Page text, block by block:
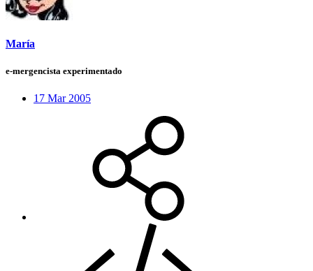
María
e-mergencista experimentado
17 Mar 2005